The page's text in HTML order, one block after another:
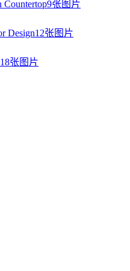
9张图片
12张图片
18张图片